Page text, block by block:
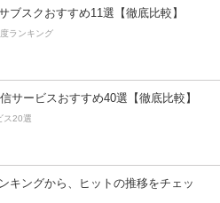
ブスクおすすめ11選【徹底比較】
ランキング
サービスおすすめ40選【徹底比較】
ス20選
キングから、ヒットの推移をチェッ